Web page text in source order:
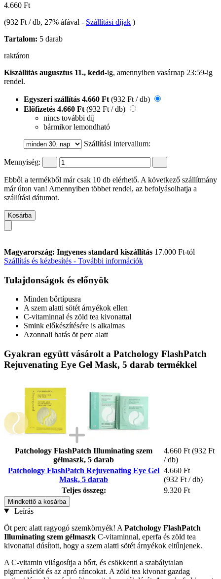
4.660 Ft
(932 Ft / db, 27% áfával - Szállítási díjak )
Tartalom: 5 darab
raktáron
Kiszállítás augusztus 11., kedd-ig, amennyiben vasárnap 23:59-ig
rendel.
Egyszeri szállítás 4.660 Ft (932 Ft / db)
Előfizetés 4.660 Ft (932 Ft / db)
nincs további díj
bármikor lemondható
Szállítási intervallum:
Mennyiség:
Ebből a termékből már csak 10 db elérhető. A következő szállítmány
már úton van! Amennyiben többet rendel, az befolyásolhatja a
szállítási dátumot.
Kosárba
Magyarország: Ingyenes standard kiszállítás 17.000 Ft-tól
Szállítás és kézbesítés - További információk
Tulajdonságok és előnyök
Minden bőrtípusra
A szem alatti sötét árnyékok ellen
C-vitaminnal és zöld tea kivonattal
Smink előkészítésére is alkalmas
Azonnali hatás öt perc alatt
Gyakran együtt vásárolt a Patchology FlashPatch
Rejuvenating Eye Gel Mask, 5 darab termékkel
Patchology FlashPatch Illuminating szem
gélmaszk, 5 darab
4.660 Ft (932 Ft
/ db)
Patchology FlashPatch Rejuvenating Eye Gel
Mask, 5 darab
4.660 Ft
(932 Ft / db)
Teljes összeg:
9.320 Ft
Mindkettő a kosárba
Leírás
Öt perc alatt ragyogó szemkörnyék! A Patchology FlashPatch
Illuminating szem gélmaszk C-vitaminnal, eperfa és zöld tea
kivonattal dúsított, hogy a szem alatti sötét árnyékok eltűnjenek.
A C-vitamin világosítja a bőrt, és csökkenti a szabálytalan
pigmentációt és az apró ráncokat. A zöld tea kivonat gazdag